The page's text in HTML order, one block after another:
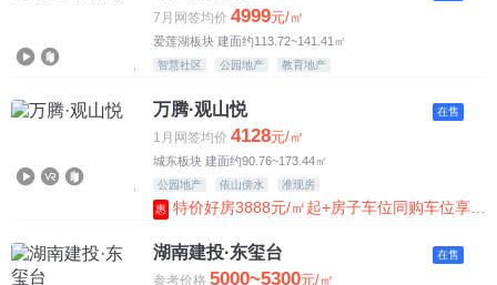
8500-10000元
7月网签均价 4999元/㎡
爱莲湖板块 建面约113.72~141.41㎡
智慧社区 公园地产 教育地产
万腾·观山悦
1月网签均价 4128元/㎡
城东板块 建面约90.76~173.44㎡
公园地产 依山傍水 准现房
在售
惠 特价好房3888元/㎡起+房子车位同购车位享半价
湖南建投·东玺台
参考价格 5000~5300元/㎡
在售